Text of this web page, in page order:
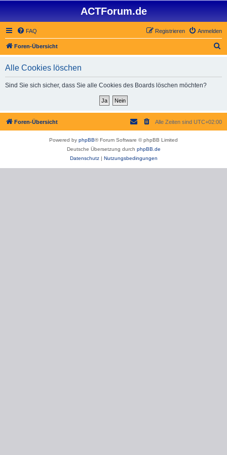
ACTForum.de
FAQ Anmelden
Registrieren
Foren-Übersicht
Alle Cookies löschen
Sind Sie sich sicher, dass Sie alle Cookies des Boards löschen möchten?
Foren-Übersicht Alle Zeiten sind UTC+02:00
Powered by phpBB® Forum Software © phpBB Limited
Deutsche Übersetzung durch phpBB.de
Datenschutz| Nutzungsbedingungen